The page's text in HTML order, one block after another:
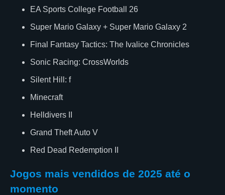
EA Sports College Football 26
Super Mario Galaxy + Super Mario Galaxy 2
Final Fantasy Tactics: The Ivalice Chronicles
Sonic Racing: CrossWorlds
Silent Hill: f
Minecraft
Helldivers II
Grand Theft Auto V
Red Dead Redemption II
Jogos mais vendidos de 2025 até o
momento